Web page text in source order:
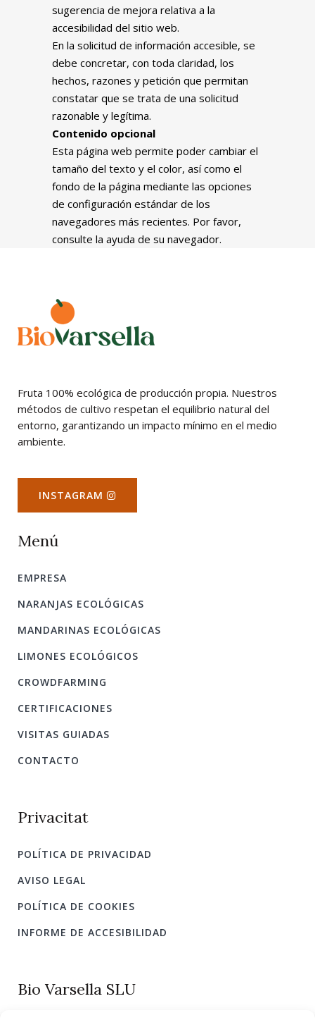
sugerencia de mejora relativa a la
accesibilidad del sitio web.
En la solicitud de información accesible, se
debe concretar, con toda claridad, los
hechos, razones y petición que permitan
constatar que se trata de una solicitud
razonable y legítima.
Contenido opcional
Esta página web permite poder cambiar el
tamaño del texto y el color, así como el
fondo de la página mediante las opciones
de configuración estándar de los
navegadores más recientes. Por favor,
consulte la ayuda de su navegador.
Fruta 100% ecológica de producción propia. Nuestros
métodos de cultivo respetan el equilibrio natural del
entorno, garantizando un impacto mínimo en el medio
ambiente.
INSTAGRAM
Menú
EMPRESA
NARANJAS ECOLÓGICAS
MANDARINAS ECOLÓGICAS
LIMONES ECOLÓGICOS
CROWDFARMING
CERTIFICACIONES
VISITAS GUIADAS
CONTACTO
Privacitat
POLÍTICA DE PRIVACIDAD
AVISO LEGAL
POLÍTICA DE COOKIES
INFORME DE ACCESIBILIDAD
Bio Varsella SLU